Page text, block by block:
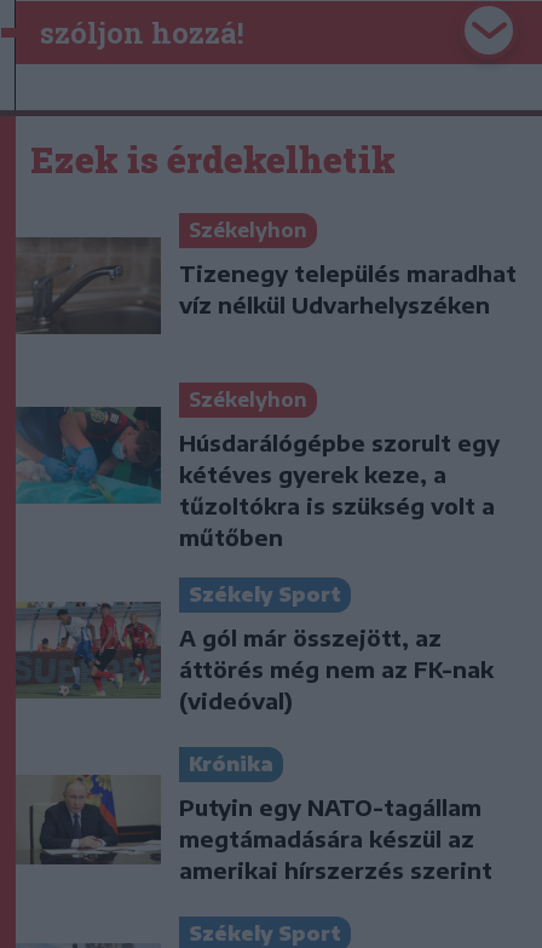
szóljon hozzá!
Ezek is érdekelhetik
Székelyhon
Tizenegy település maradhat
víz nélkül Udvarhelyszéken
Székelyhon
Húsdarálógépbe szorult egy
kétéves gyerek keze, a
tűzoltókra is szükség volt a
műtőben
Székely Sport
A gól már összejött, az
áttörés még nem az FK-nak
(videóval)
Krónika
Putyin egy NATO-tagállam
megtámadására készül az
amerikai hírszerzés szerint
Székely Sport